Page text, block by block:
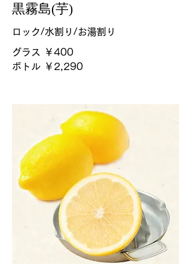
黒霧島(芋)
ロック/水割り/お湯割り
グラス
￥400
ボトル ￥2,290